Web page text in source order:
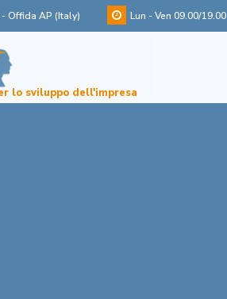
Offida AP (Italy) Lun - Ven 09.00/19.00
lo sviluppo dell'impresa